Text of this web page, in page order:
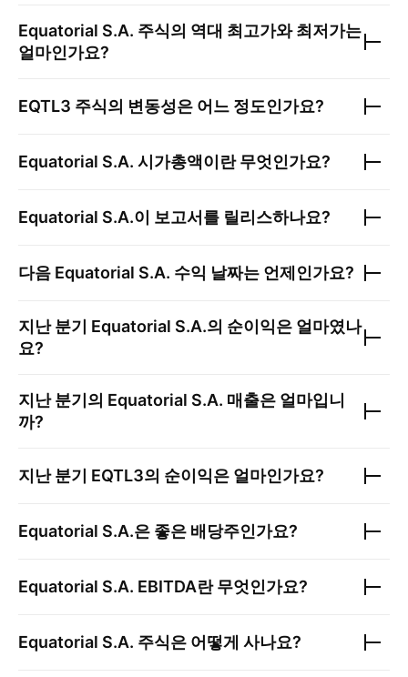
Equatorial S.A. 주식의 역대 최고가와 최저가는
얼마인가요?
EQTL3 주식의 변동성은 어느 정도인가요?
Equatorial S.A. 시가총액이란 무엇인가요?
Equatorial S.A.이 보고서를 릴리스하나요?
다음 Equatorial S.A. 수익 날짜는 언제인가요?
지난 분기 Equatorial S.A.의 순이익은 얼마였나
요?
지난 분기의 Equatorial S.A. 매출은 얼마입니
까?
지난 분기 EQTL3의 순이익은 얼마인가요?
Equatorial S.A.은 좋은 배당주인가요?
Equatorial S.A. EBITDA란 무엇인가요?
Equatorial S.A. 주식은 어떻게 사나요?